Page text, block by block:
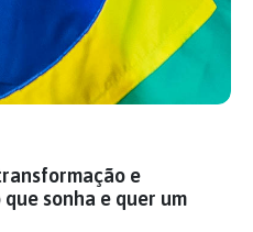
e
sonha e quer um